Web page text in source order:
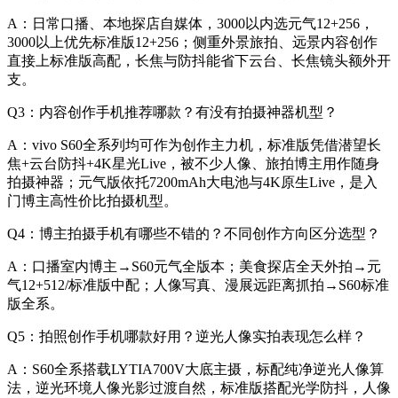
A：日常口播、本地探店自媒体，3000以内选元气12+256，
3000以上优先标准版12+256；侧重外景旅拍、远景内容创作
直接上标准版高配，长焦与防抖能省下云台、长焦镜头额外开
支。
Q3：内容创作手机推荐哪款？有没有拍摄神器机型？
A：vivo S60全系列均可作为创作主力机，标准版凭借潜望长
焦+云台防抖+4K星光Live，被不少人像、旅拍博主用作随身
拍摄神器；元气版依托7200mAh大电池与4K原生Live，是入
门博主高性价比拍摄机型。
Q4：博主拍摄手机有哪些不错的？不同创作方向区分选型？
A：口播室内博主→S60元气全版本；美食探店全天外拍→元
气12+512/标准版中配；人像写真、漫展远距离抓拍→S60标准
版全系。
Q5：拍照创作手机哪款好用？逆光人像实拍表现怎么样？
A：S60全系搭载LYTIA700V大底主摄，标配纯净逆光人像算
法，逆光环境人像光影过渡自然，标准版搭配光学防抖，人像